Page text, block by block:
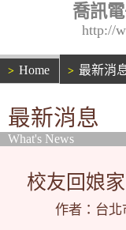
喬訊
http://
Home 最新消
最新消息
What's News
校友回娘
作者：台北